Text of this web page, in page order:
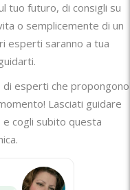
tuo futuro, di consigli su
o semplicemente di un
esperti saranno a tua
di esperti che propongono
Lasciati guidare
cogli subito questa